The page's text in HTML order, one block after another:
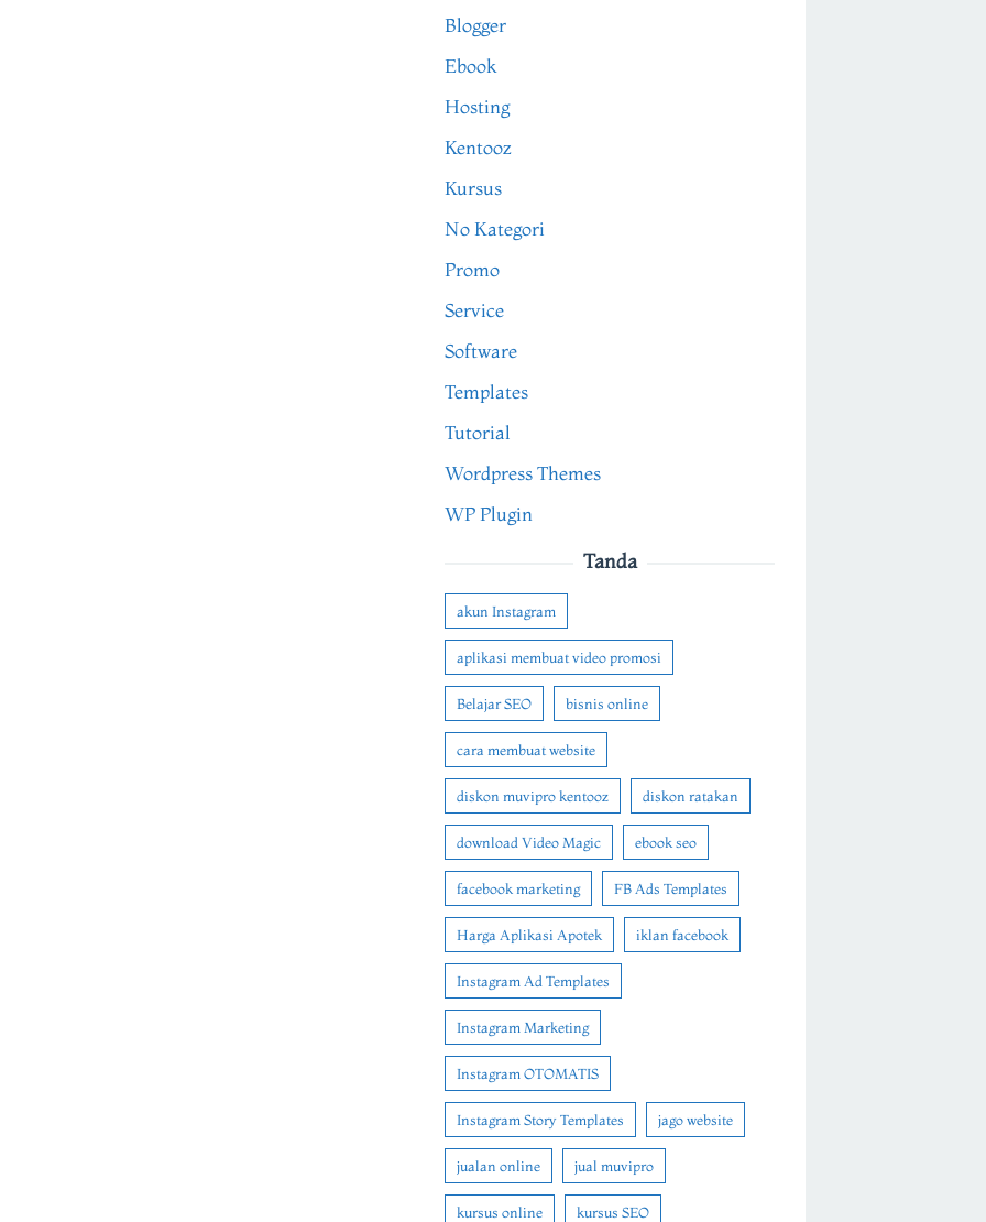
Blogger
Ebook
Hosting
Kentooz
Kursus
No Kategori
Promo
Service
Software
Templates
Tutorial
Wordpress Themes
WP Plugin
Tanda
akun Instagram
aplikasi membuat video promosi
Belajar SEO bisnis online
cara membuat website
diskon muvipro kentooz diskon ratakan
download Video Magic ebook seo
facebook marketing FB Ads Templates
Harga Aplikasi Apotek iklan facebook
Instagram Ad Templates
Instagram Marketing
Instagram OTOMATIS
Instagram Story Templates jago website
jualan online jual muvipro
kursus online kursus SEO